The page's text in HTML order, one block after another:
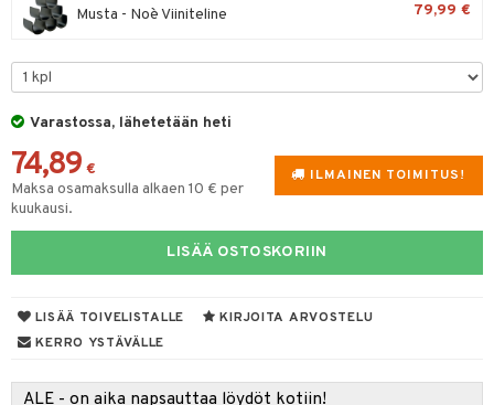
Musta - Noè Viiniteline 79,99 €
Varastossa, lähetetään heti
ILMAINEN TOIMITUS!
74,89 €
Maksa osamaksulla alkaen 10 € per
kuukausi.
LISÄÄ OSTOSKORIIN
LISÄÄ TOIVELISTALLE
KIRJOITA ARVOSTELU
KERRO YSTÄVÄLLE
ALE - on aika napsauttaa löydöt kotiin!
& Vihannesveitset
Baaritarvikkeet
sisustus
tarvikkeita
tekstiilit
koristelu
säilytys
tekstiilit
Saalit
& Tyynyliinat
& Koukut
tekstiilit